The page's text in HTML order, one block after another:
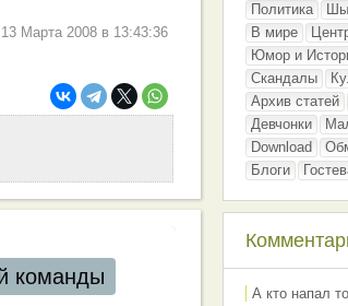
13 Марта 2008 в 13:43:36
команды
Политика
В мире
Юмор и
Скандалы
Архив статей
Девчонки
Download
Блоги
А кто напал